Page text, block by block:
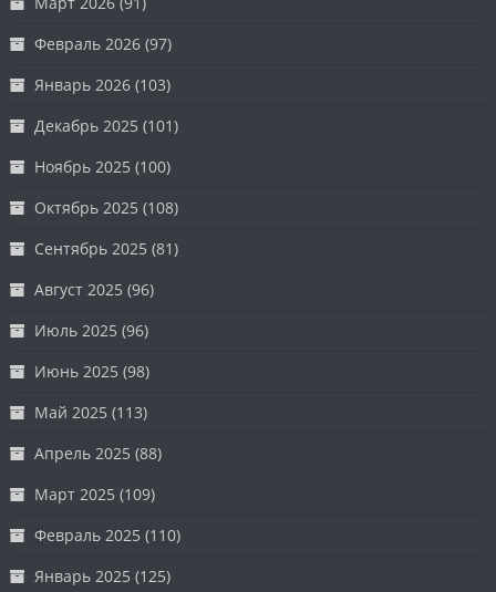
Февраль 2026 (97)
Январь 2026 (103)
Декабрь 2025 (101)
Ноябрь 2025 (100)
Октябрь 2025 (108)
Сентябрь 2025 (81)
Август 2025 (96)
Июль 2025 (96)
Июнь 2025 (98)
Май 2025 (113)
Апрель 2025 (88)
Март 2025 (109)
Февраль 2025 (110)
Январь 2025 (125)